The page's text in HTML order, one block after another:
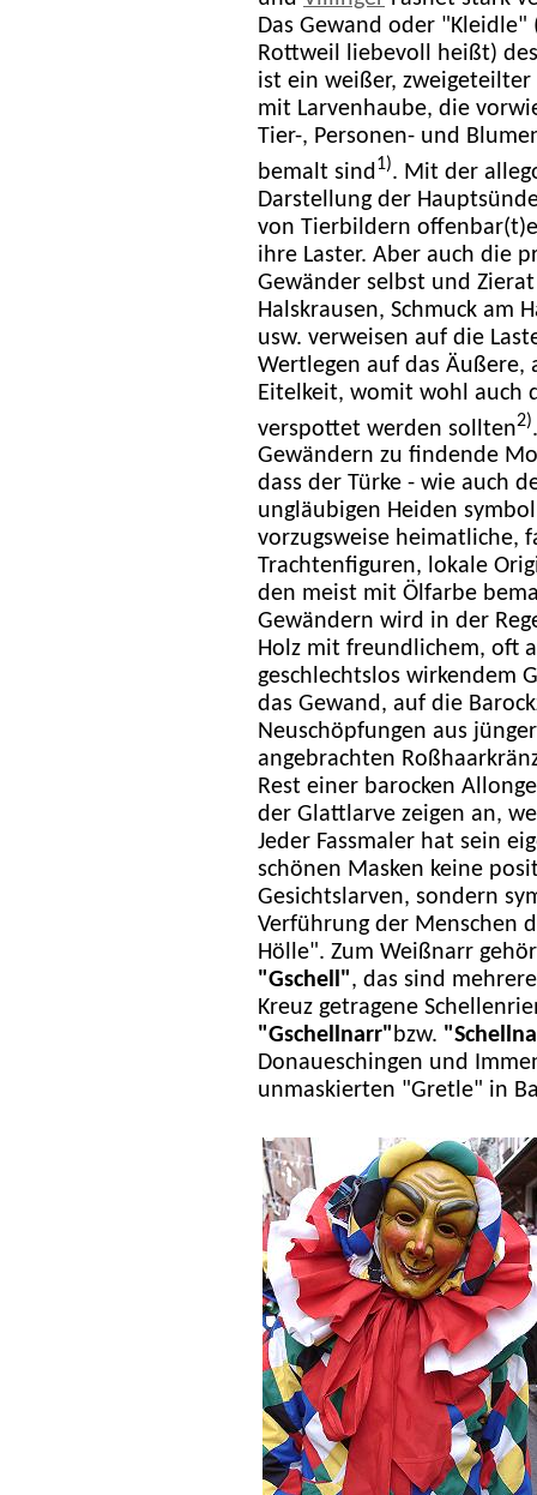
Das Gewand oder "Kleidle"
Rottweil liebevoll heißt)
ist ein weißer, zweigeteilter
mit Larvenhaube, die
Tier-, Personen- und
bemalt sind 1). Mit der
Darstellung der
von Tierbildern
ihre Laster. Aber auch die
Gewänder selbst und
Halskrausen, Schmuck am
usw. verweisen auf die
Wertlegen auf das Äußere,
Eitelkeit, womit wohl auch
verspottet werden sollten2)
Gewändern zu findende
dass der Türke - wie auch
ungläubigen Heiden
vorzugsweise heimatliche,
Trachtenfiguren, lokale
den meist mit Ölfarbe
Gewändern wird in der
Holz mit freundlichem, oft
geschlechtslos wirkendem
das Gewand, auf die
Neuschöpfungen aus
angebrachten
Rest einer barocken
der Glattlarve zeigen an,
Jeder Fassmaler hat sein
schönen Masken keine
Gesichtslarven, sondern
Verführung der Menschen
Hölle". Zum Weißnarr
"Gschell", das sind
Kreuz getragene
"Gschellnarr"bzw.
Donaueschingen und
unmaskierten "Gretle" in